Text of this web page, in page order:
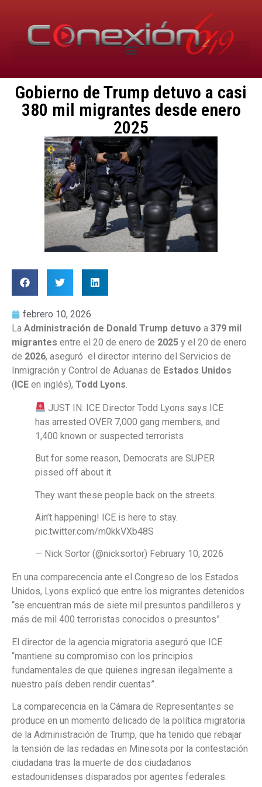
Gobierno de Trump detuvo a casi
380 mil migrantes desde enero
2025
febrero 10, 2026
La Administración de Donald Trump detuvo a 379 mil
migrantes entre el 20 de enero de 2025 y el 20 de enero
de 2026, aseguró el director interino del Servicios de
Inmigración y Control de Aduanas de Estados Unidos
(ICE en inglés), Todd Lyons
JUST IN: ICE Director Todd Lyons says ICE
has arrested OVER 7,000 gang members, and
1,400 known or suspected terrorists
But for some reason, Democrats are SUPER
pissed off about it.
They want these people back on the streets.
Ain’t happening! ICE is here to stay.
pic.twitter.com/m0kkVXb48S
— Nick Sortor (@nicksortor) February 10, 2026
En una comparecencia ante el Congreso de los Estados
Unidos, Lyons explicó que entre los migrantes detenidos
“se encuentran más de siete mil presuntos pandilleros y
más de mil 400 terroristas conocidos o presuntos”.
El director de la agencia migratoria aseguró que ICE
“mantiene su compromiso con los principios
fundamentales de que quienes ingresan ilegalmente a
nuestro país deben rendir cuentas”.
La comparecencia en la Cámara de Representantes se
produce en un momento delicado de la política migratoria
de la Administración de Trump, que ha tenido que rebajar
la tensión de las redadas en Minesota por la contestación
ciudadana tras la muerte de dos ciudadanos
estadounidenses disparados por agentes federales.